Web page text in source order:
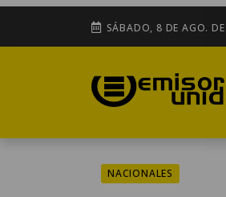
SÁBADO, 8 DE AGO.
NACIONALES